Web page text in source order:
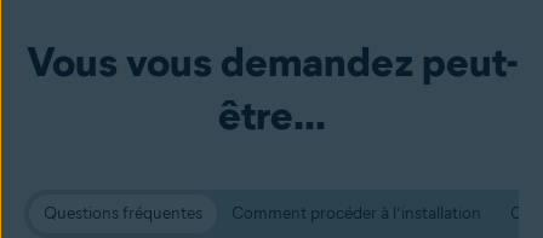
Vous vous demandez peut-
être...
Questions fréquentes Comment procéder à l’installation